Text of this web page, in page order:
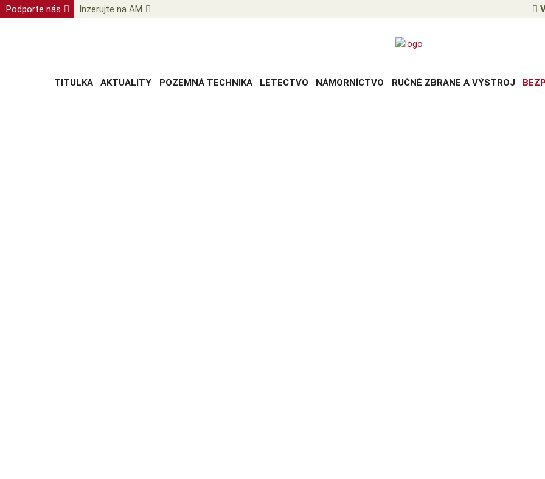
Podporte nás Inzerujte na AM
TITULKA AKTUALITY POZEMNÁ TECHNIKA LETECTVO NÁMORNÍCTVO RUČNÉ ZBRANE A VÝSTROJ